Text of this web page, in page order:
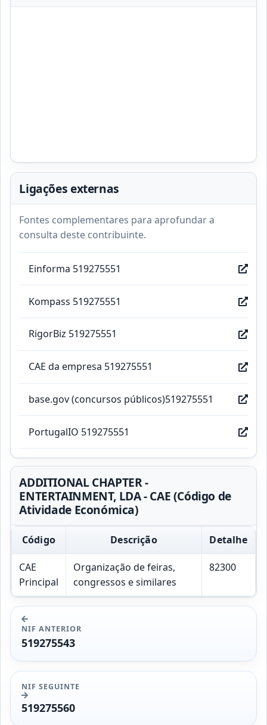
Ligações externas
Fontes complementares para aprofundar a
consulta deste contribuinte.
Einforma 519275551
Kompass 519275551
RigorBiz 519275551
CAE da empresa 519275551
base.gov (concursos públicos)519275551
PortugalIO 519275551
ADDITIONAL CHAPTER -
ENTERTAINMENT, LDA - CAE (Código de
Atividade Económica)
Código Descrição Detalhe
CAE
Principal
Organização de feiras,
congressos e similares
82300
NIF ANTERIOR
519275543
NIF SEGUINTE
519275560